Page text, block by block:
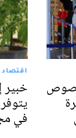
اقتصاد
خبير
في